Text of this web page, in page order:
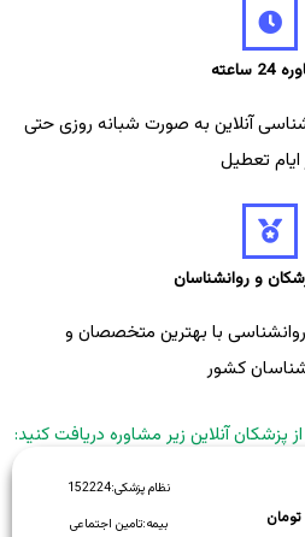
ساعته
آنلاین به صورت شبانه روزی حتی
ایام تعطیل
و روانشناسان
با بهترین متخصصان و
کشور
پزشکان آنلاین زیر مشاوره دریافت کنید:
نظام پزشکی:152224
بیمه:تامین اجتماعی